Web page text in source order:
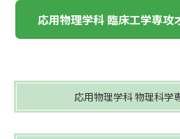
応用物理学科 臨床工学専攻
応用物理学科 物理科学